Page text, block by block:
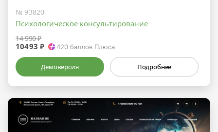
№ 93820
Психологическое консультирование
14 990 ₽
10493 ₽ 420 баллов Плюса
Демоверсия Подробнее